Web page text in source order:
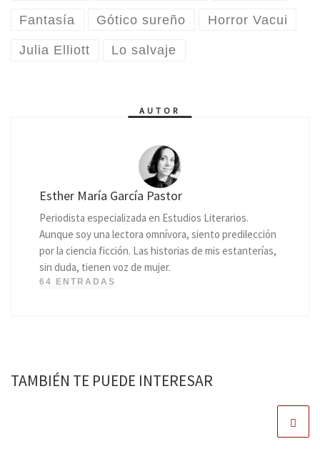
Fantasía Gótico sureño Horror Vacui
Julia Elliott Lo salvaje
AUTOR
Esther María García Pastor
Periodista especializada en Estudios Literarios.
Aunque soy una lectora omnívora, siento predilección
por la ciencia ficción. Las historias de mis estanterías,
sin duda, tienen voz de mujer.
64 ENTRADAS
TAMBIÉN TE PUEDE INTERESAR